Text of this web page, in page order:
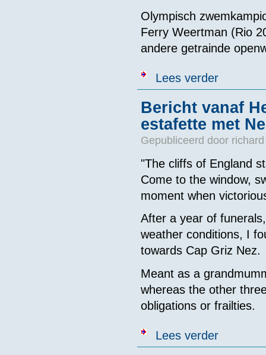
Olympisch
Ferry Weertman (Rio
andere getrainde
Lees verderover
Bericht vanaf
estafette met
Gepubliceerd door
"The cliffs of England
Come to the window,
moment when
After a year of
weather conditions, I
towards Cap Griz Nez.
Meant as a
whereas the other
obligations or frailties.
Lees verderover Bericht